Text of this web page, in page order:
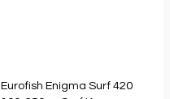
Eurofish Enigma Surf 420